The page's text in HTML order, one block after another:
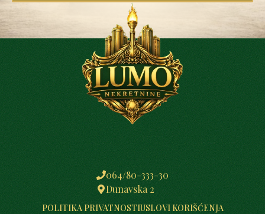
064/80-333-30
Dunavska 2
POLITIKA PRIVATNOSTIUSLOVI KORIŠĆENJA